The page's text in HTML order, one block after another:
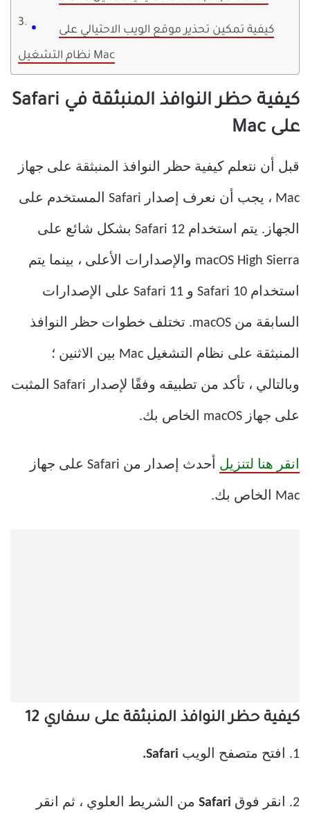
كيفية تمكين تحذير موقع الويب الاحتيالي على
نظام التشغيل Mac
كيفية حظر النوافذ المنبثقة في Safari
على Mac
قبل أن نتعلم كيفية حظر النوافذ المنبثقة على جهاز
Mac ، يجب أن نعرف إصدار Safari المستخدم على
الجهاز. يتم استخدام Safari 12 بشكل شائع على
macOS High Sierra والإصدارات الأعلى ، بينما يتم
استخدام Safari 10 و Safari 11 على الإصدارات
السابقة من macOS. تختلف خطوات حظر النوافذ
المنبثقة على نظام التشغيل Mac بين الاثنين ؛
وبالتالي ، تأكد من تطبيقه وفقًا لإصدار Safari المثبت
على جهاز macOS الخاص بك.
انقر هنا لتنزيل أحدث إصدار من Safari على جهاز
Mac الخاص بك.
كيفية حظر النوافذ المنبثقة على سفاري 12
1. افتح متصفح الويب Safari.
2. انقر فوق Safari من الشريط العلوي ، ثم انقر